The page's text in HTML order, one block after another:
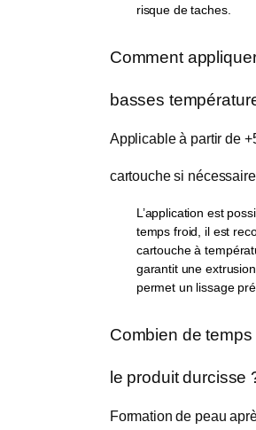
risque de taches.
Comment
basses
Applicable à partir de
cartouche si
L’application est
temps froid, il est
cartouche à
garantit une
permet un lissage
Combien de
le produit durcisse
Formation de peau